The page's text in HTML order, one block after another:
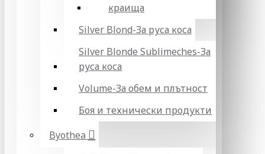
краища
Silver Blond-За руса коса
Silver Blonde Sublіmeches-За
руса коса
Volume-За обем и плътност
Боя и технически продукти
Byothea